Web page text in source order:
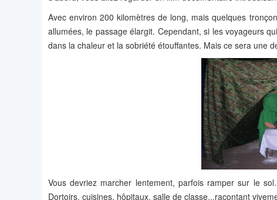
Avec environ 200 kilomètres de long, mais quelques
allumées, le passage élargit. Cependant, si les voyageurs
dans la chaleur et la sobriété étouffantes. Mais ce sera une
Vous devriez marcher lentement, parfois ramper sur le
Dortoirs, cuisines, hôpitaux, salle de classe...racontant